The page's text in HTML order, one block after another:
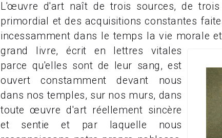
L'œuvre d'art naît de trois sources, de
primordial et des acquisitions constantes
incessamment dans le temps la vie morale
grand livre, écrit en lettres vitales
parce qu'elles sont de leur sang, est
ouvert constamment devant nous
dans nos temples, sur nos murs, dans
toute œuvre d'art réellement sincère
et sentie et par laquelle nous